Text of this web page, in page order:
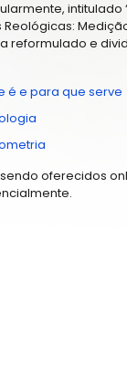
intitulado
reformulado e
é e para que serve
oferecidos